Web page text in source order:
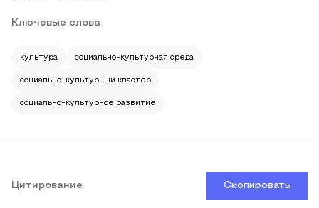
Ключевые слова
культура социально-культурная среда
социально-культурный кластер
социально-культурное развитие
Цитирование Скопировать